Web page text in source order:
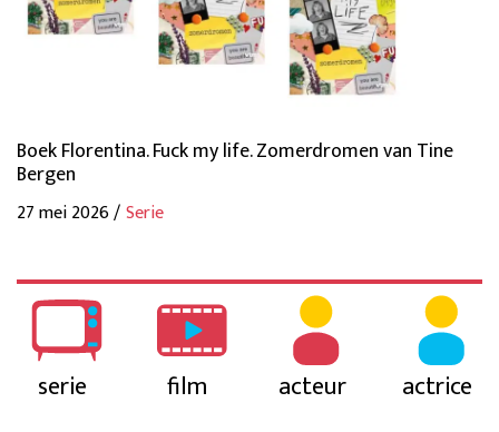
Boek Florentina. Fuck my life. Zomerdromen van Tine
Bergen
27 mei 2026 /Serie
serie film acteur actrice